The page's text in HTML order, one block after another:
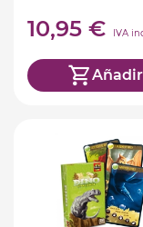
10,95 € IVA
Añadir